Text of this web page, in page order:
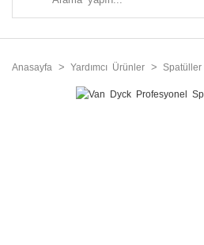
Anasayfa Yardımcı Ürünler Spatüller